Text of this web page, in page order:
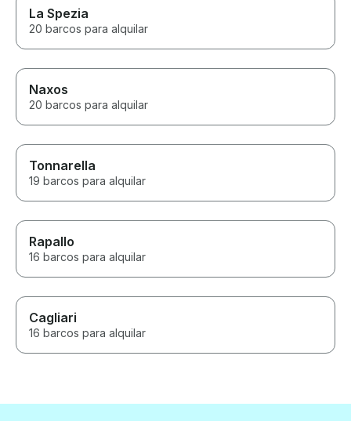
La Spezia
20 barcos para alquilar
Naxos
20 barcos para alquilar
Tonnarella
19 barcos para alquilar
Rapallo
16 barcos para alquilar
Cagliari
16 barcos para alquilar